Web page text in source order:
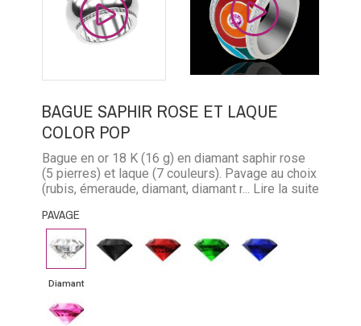
BAGUE SAPHIR ROSE ET LAQUE
COLOR POP
Bague en or 18 K (16 g) en diamant saphir rose
(5 pierres) et laque (7 couleurs). Pavage au choix
(rubis, émeraude, diamant, diamant noir, saphir
... Lire la suite
PAVAGE
Diamant
Diamant
Diamant
noir
Rubis Emeraude
Saphir
bleu
Saphir
rose